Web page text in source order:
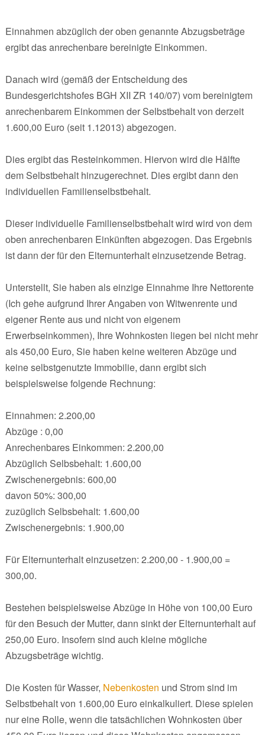
Einnahmen abzüglich der oben genannte Abzugsbeträge
ergibt das anrechenbare bereinigte Einkommen.
Danach wird (gemäß der Entscheidung des
Bundesgerichtshofes BGH XII ZR 140/07) vom bereinigtem
anrechenbarem Einkommen der Selbstbehalt von derzeit
1.600,00 Euro (seit 1.12013) abgezogen.
Dies ergibt das Resteinkommen. Hiervon wird die Hälfte
dem Selbstbehalt hinzugerechnet. Dies ergibt dann den
individuellen Familienselbstbehalt.
Dieser individuelle Familienselbstbehalt wird wird von dem
oben anrechenbaren Einkünften abgezogen. Das Ergebnis
ist dann der für den Elternunterhalt einzusetzende Betrag.
Unterstellt, Sie haben als einzige Einnahme Ihre Nettorente
(Ich gehe aufgrund Ihrer Angaben von Witwenrente und
eigener Rente aus und nicht von eigenem
Erwerbseinkommen), Ihre Wohnkosten liegen bei nicht mehr
als 450,00 Euro, Sie haben keine weiteren Abzüge und
keine selbstgenutzte Immobilie, dann ergibt sich
beispielsweise folgende Rechnung:
Einnahmen: 2.200,00
Abzüge : 0,00
Anrechenbares Einkommen: 2.200,00
Abzüglich Selbsbehalt: 1.600,00
Zwischenergebnis: 600,00
davon 50%: 300,00
zuzüglich Selbsbehalt: 1.600,00
Zwischenergebnis: 1.900,00
Für Elternunterhalt einzusetzen: 2.200,00 - 1.900,00 =
300,00.
Bestehen beispielsweise Abzüge in Höhe von 100,00 Euro
für den Besuch der Mutter, dann sinkt der Elternunterhalt auf
250,00 Euro. Insofern sind auch kleine mögliche
Abzugsbeträge wichtig.
Die Kosten für Wasser, Nebenkosten und Strom sind im
Selbstbehalt von 1.600,00 Euro einkalkuliert. Diese spielen
nur eine Rolle, wenn die tatsächlichen Wohnkosten über